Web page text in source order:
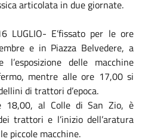
articolata in due giornate.
LUGLIO- E’fissato per le ore
e in Piazza Belvedere, a
delle macchine
mentre alle ore 17,00 si
di trattori d’epoca.
18,00, al Colle di San Zio, è
trattori e l’inizio dell’aratura
piccole macchine.